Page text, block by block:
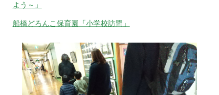
よう～」
船橋どろんこ保育園「小学校訪問」